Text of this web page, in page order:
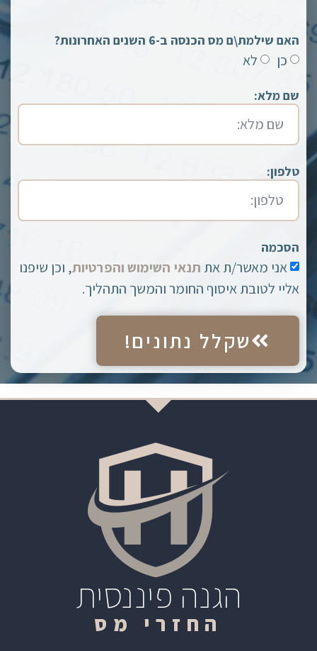
האם שילמת\ם מס הכנסה ב-6 השנים האחרונות?
כן לא
שם מלא:
טלפון:
הסכמה
אני מאשר/ת את תנאי השימוש והפרטיות, וכן שיפנו
אליי לטובת איסוף החומר והמשך התהליך.
שקלל נתונים!
הגנה פיננסית
החזרי מס